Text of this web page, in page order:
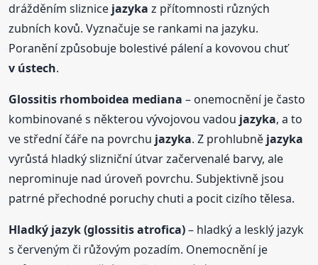
drážděním sliznice jazyka z přítomnosti různých
zubních kovů. Vyznačuje se rankami na jazyku.
Poranění způsobuje bolestivé pálení a kovovou chuť
v ústech.
Glossitis rhomboidea mediana – onemocnění je často
kombinované s některou vývojovou vadou jazyka, a to
ve střední čáře na povrchu jazyka. Z prohlubně jazyka
vyrůstá hladký slizniční útvar začervenalé barvy, ale
neprominuje nad úroveň povrchu. Subjektivně jsou
patrné přechodné poruchy chuti a pocit cizího tělesa.
Hladký jazyk (glossitis atrofica)– hladký a lesklý jazyk
s červeným či růžovým pozadím. Onemocnění je